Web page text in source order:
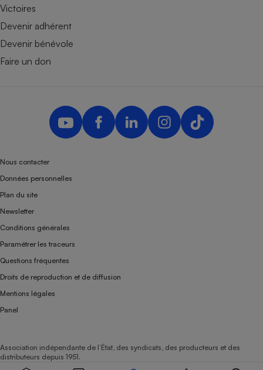
Victoires
Devenir adhérent
Devenir bénévole
Faire un don
Nous contacter
Données personnelles
Plan du site
Newsletter
Conditions générales
Paramétrer les traceurs
Questions fréquentes
Droits de reproduction et de diffusion
Mentions légales
Panel
Association indépendante de l’État, des syndicats, des producteurs et des
distributeurs depuis 1951.